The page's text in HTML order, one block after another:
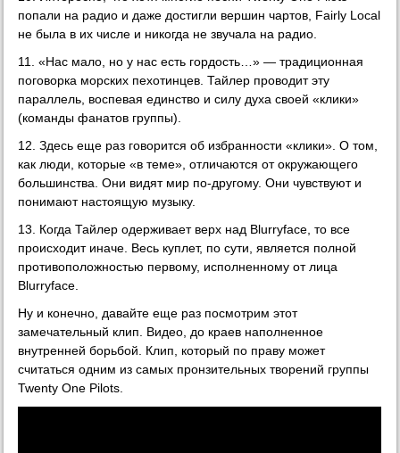
попали на радио и даже достигли вершин чартов, Fairly Local
не была в их числе и никогда не звучала на радио.
11. «Нас мало, но у нас есть гордость…» — традиционная
поговорка морских пехотинцев. Тайлер проводит эту
параллель, воспевая единство и силу духа своей «клики»
(команды фанатов группы).
12. Здесь еще раз говорится об избранности «клики». О том,
как люди, которые «в теме», отличаются от окружающего
большинства. Они видят мир по-другому. Они чувствуют и
понимают настоящую музыку.
13. Когда Тайлер одерживает верх над Blurryface, то все
происходит иначе. Весь куплет, по сути, является полной
противоположностью первому, исполненному от лица
Blurryface.
Ну и конечно, давайте еще раз посмотрим этот
замечательный клип. Видео, до краев наполненное
внутренней борьбой. Клип, который по праву может
считаться одним из самых пронзительных творений группы
Twenty One Pilots.